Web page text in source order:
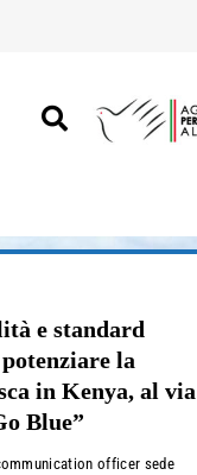
e standard
la
in Kenya, al via
Blue”
officer sede